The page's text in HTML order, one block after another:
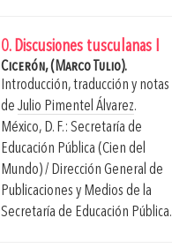
0. Discusiones tusculanas I
Cicerón, (Marco Tulio).
Introducción, traducción y notas
de Julio Pimentel Álvarez.
México, D. F.: Secretaría de
Educación Pública (Cien del
Mundo) / Dirección General de
Publicaciones y Medios de la
Secretaría de Educación Pública.